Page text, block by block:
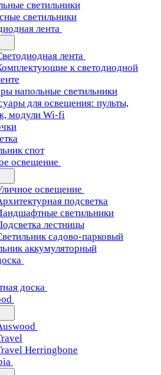
светильники
светильники
лента
лента
к светодиодной
напольные светильники
для освещения: пульты,
модули Wi-fi
спот
освещение
освещение
подсветка
светильники
лестницы
садово-парковый
аккумуляторный
доска
Herringbone